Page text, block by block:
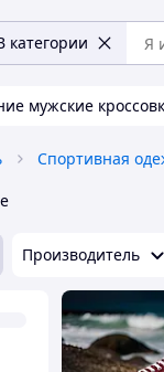
категории
мужские
Спортивная
Производитель